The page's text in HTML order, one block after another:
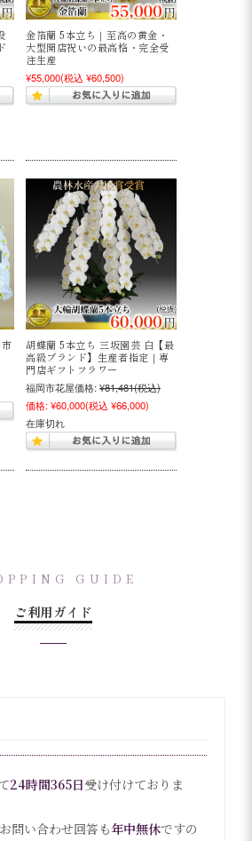
金箔蘭 5本立ち｜至高の黄金・
大型開店祝いの最高格・完全受
注生産
¥55,000(税込 ¥60,500)
胡蝶蘭 5本立ち 三坂園芸 白【最
高級ブランド】生産者指定｜専
門店ギフトフラワー
福岡市花屋価格:¥81,481(税込)
価格:¥60,000(税込 ¥66,000)
在庫切れ
GUIDE
ご利用ガイド
24時間365日受け付けておりま
問い合わせ回答も年中無休ですの